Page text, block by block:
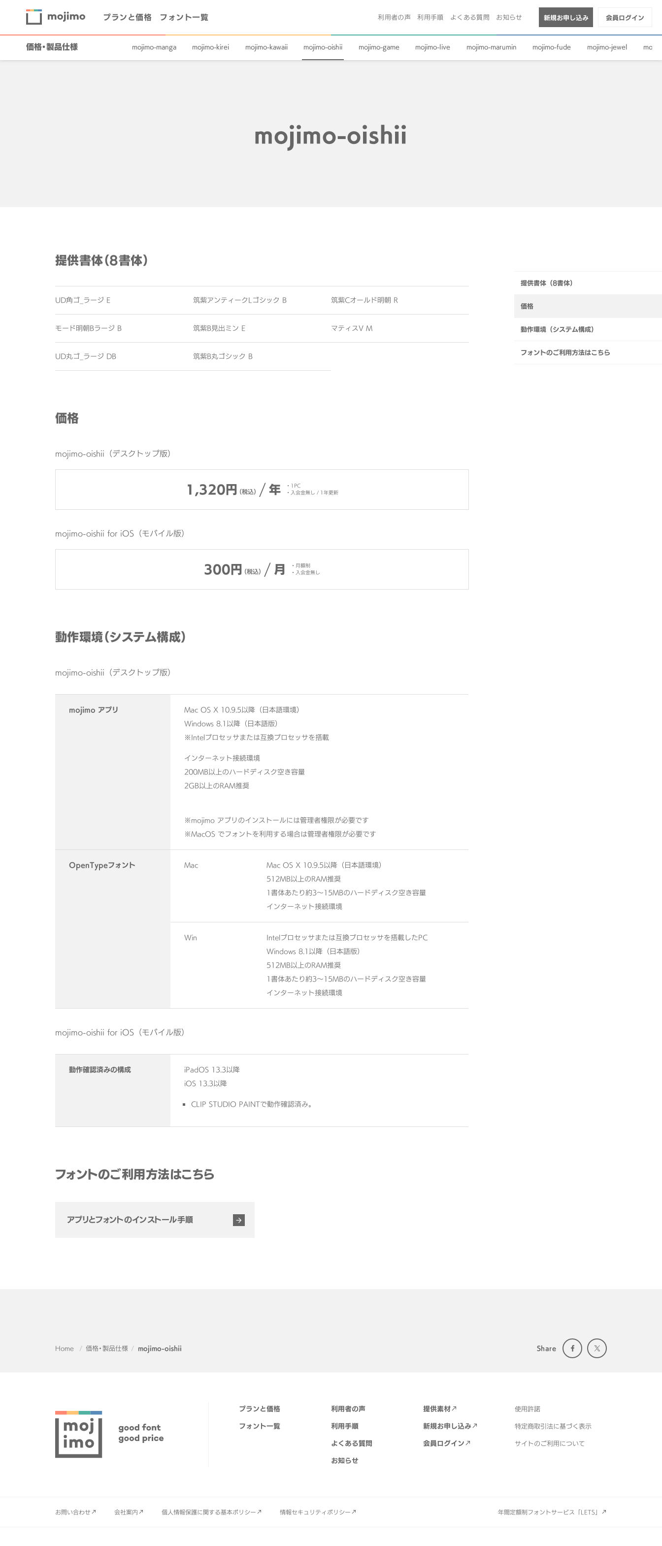
プランと価格 フォント一覧 利用者の声 利用手順 よくある質問 お知らせ 新規お申し込み 会員ログイン
価格・製品仕様 mojimo-manga mojimo-kirei mojimo-kawaii mojimo-oishii mojimo-game mojimo-live mojimo-marumin mojimo-fude mojimo-jewel
mojimo-oishii
提供書体（8書体）
UD角ゴ_ラージ E 筑紫アンティークLゴシック B 筑紫Cオールド明朝 R
モード明朝Bラージ B 筑紫B見出ミン E マティスV M
UD丸ゴ_ラージ DB 筑紫B丸ゴシック B
価格
mojimo-oishii（デスクトップ版）
1,320円 （税込） /年
1PC
入会金無し / 1年更新
mojimo-oishii for iOS（モバイル版）
300円 （税込） /月
月額制
入会金無し
動作環境（システム構成）
mojimo-oishii（デスクトップ版）
mojimo アプリ
Mac OS X 10.9.5以降（日本語環境）
Windows 8.1以降（日本語版）
※Intelプロセッサまたは互換プロセッサを搭載
インターネット接続環境
200MB以上のハードディスク空き容量
2GB以上のRAM推奨
※mojimo アプリのインストールには管理者権限が必要です
※MacOS でフォントを利用する場合は管理者権限が必要です
OpenTypeフォント Mac
Mac OS X 10.9.5以降（日本語環境）
512MB以上のRAM推奨
1書体あたり約3～15MBのハードディスク空き容量
インターネット接続環境
Win
Intelプロセッサまたは互換プロセッサを搭載したPC
Windows 8.1以降（日本語版）
512MB以上のRAM推奨
1書体あたり約3～15MBのハードディスク空き容量
インターネット接続環境
mojimo-oishii for iOS（モバイル版）
動作確認済みの構成
iPadOS 13.3以降
iOS 13.3以降
CLIP STUDIO PAINTで動作確認済み。
フォントのご利用方法はこちら
アプリとフォントのインストール手順
提供書体（8書体）
価格
動作環境（システム構成）
フォントのご利用方法はこちら
Share
Home 価格・製品仕様 mojimo-oishii
プランと価格
フォント一覧
利用者の声
利用手順
よくある質問
お知らせ
提供素材
新規お申し込み
会員ログイン
使用許諾
特定商取引法に基づく表示
サイトのご利用について
お問い合わせ 会社案内 個人情報保護に関する基本ポリシー 情報セキュリティポリシー 年間定額制フォントサービス「LETS」